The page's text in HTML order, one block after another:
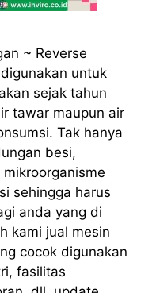
~ Reverse
untuk
sejak tahun
tawar maupun air
Tak hanya
besi,
sehingga harus
anda yang di
kami jual mesin
cocok digunakan
fasilitas